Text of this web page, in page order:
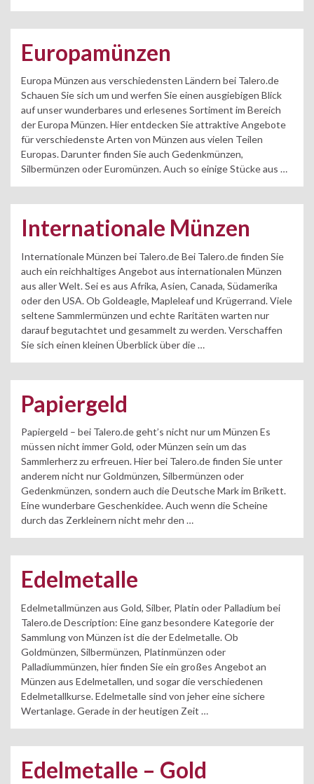
Europamünzen
Europa Münzen aus verschiedensten Ländern bei Talero.de
Schauen Sie sich um und werfen Sie einen ausgiebigen Blick
auf unser wunderbares und erlesenes Sortiment im Bereich
der Europa Münzen. Hier entdecken Sie attraktive Angebote
für verschiedenste Arten von Münzen aus vielen Teilen
Europas. Darunter finden Sie auch Gedenkmünzen,
Silbermünzen oder Euromünzen. Auch so einige Stücke aus …
Internationale Münzen
Internationale Münzen bei Talero.de Bei Talero.de finden Sie
auch ein reichhaltiges Angebot aus internationalen Münzen
aus aller Welt. Sei es aus Afrika, Asien, Canada, Südamerika
oder den USA. Ob Goldeagle, Mapleleaf und Krügerrand. Viele
seltene Sammlermünzen und echte Raritäten warten nur
darauf begutachtet und gesammelt zu werden. Verschaffen
Sie sich einen kleinen Überblick über die …
Papiergeld
Papiergeld – bei Talero.de geht’s nicht nur um Münzen Es
müssen nicht immer Gold, oder Münzen sein um das
Sammlerherz zu erfreuen. Hier bei Talero.de finden Sie unter
anderem nicht nur Goldmünzen, Silbermünzen oder
Gedenkmünzen, sondern auch die Deutsche Mark im Brikett.
Eine wunderbare Geschenkidee. Auch wenn die Scheine
durch das Zerkleinern nicht mehr den …
Edelmetalle
Edelmetallmünzen aus Gold, Silber, Platin oder Palladium bei
Talero.de Description: Eine ganz besondere Kategorie der
Sammlung von Münzen ist die der Edelmetalle. Ob
Goldmünzen, Silbermünzen, Platinmünzen oder
Palladiummünzen, hier finden Sie ein großes Angebot an
Münzen aus Edelmetallen, und sogar die verschiedenen
Edelmetallkurse. Edelmetalle sind von jeher eine sichere
Wertanlage. Gerade in der heutigen Zeit …
Edelmetalle – Gold